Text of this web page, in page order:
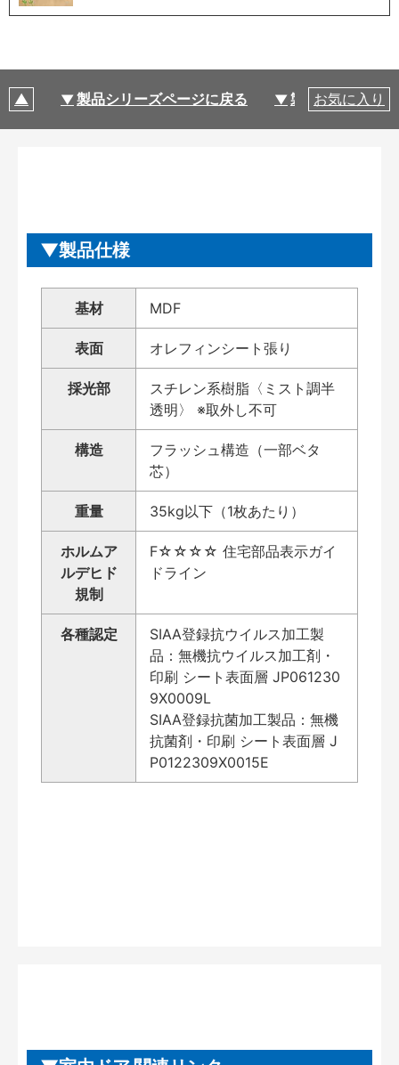
製品シリーズページに戻る 製品仕様
お気に入り
製品仕様
基材 MDF
表面 オレフィンシート張り
採光部
スチレン系樹脂〈ミスト調半
透明〉 ※取外し不可
構造
フラッシュ構造（一部ベタ
芯）
重量 35kg以下（1枚あたり）
ホルムア
ルデヒド
規制
F☆☆☆☆ 住宅部品表示ガイ
ドライン
各種認定
SIAA登録抗ウイルス加工製
品：無機抗ウイルス加工剤・
印刷 シート表面層 JP061230
9X0009L
SIAA登録抗菌加工製品：無機
抗菌剤・印刷 シート表面層 J
P0122309X0015E